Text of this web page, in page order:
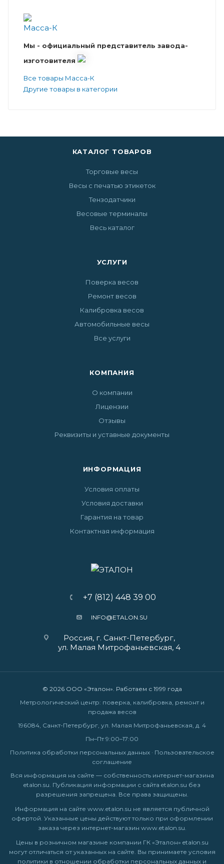
Мы - официальный представитель завода-
изготовителя
Все товары Масса-К
Другие товары в категории
КАТАЛОГ ТОВАРОВ
Торговые весы
Весы с печатью этикеток
Тензодатчики
Весовые терминалы
Весь каталог
УСЛУГИ
Поверка весов
Ремонт весов
Калибровка весов
Автомобильные весы
Все услуги
КОМПАНИЯ
О компании
Лицензии
Отзывы
Реквизиты и уставные документы
ИНФОРМАЦИЯ
Условия оплаты
Условия доставки
Гарантия на товар
Контактная информация
+7 (812) 448 39 00
INFO@ETALON.SU
Россия, г. Санкт-Петербург,
ул. Малая Митрофаньевская, 4
© 2026 ООО «Эталон». Работаем с 1999 года
Метрологический центр: поверка, калибровка, ремонт и
продажа весов
196084, Санкт-Петербург, ул. Малая Митрофаньевская, д. 4
Пн–Пт 9:00–17:00
Политика обработки персональных данных· Пользовательское
соглашение
Вся информация на сайте — собственность интернет-магазина
etalon.su. Публикация информации с сайта etalon.su без
разрешения запрещена. Все права защищены.
Информация на сайте www.etalon.su не является публичной
офертой. Указанные цены действуют только при оформлении
заказа через интернет-магазин www.etalon.su.
Цены в розничном магазине компании ГК «Эталон» etalon.su
могут отличаться от указанных на сайте. Вы принимаете условия
политики в отношении обработки персональных данных и